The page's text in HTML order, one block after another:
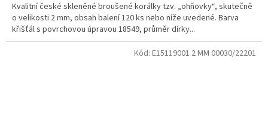
Kvalitní české skleněné broušené korálky tzv. „ohňovky“, skutečně
o velikosti 2 mm, obsah balení 120 ks nebo níže uvedené. Barva
křišťál s povrchovou úpravou 18549, průměr dírky...
Kód: E15119001 2 MM 00030/22201